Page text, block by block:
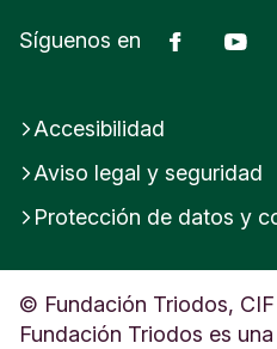
Síguenos en Facebook
Accesibilidad
Aviso legal y seguridad
Protección de datos y
© Fundación Triodos,
Fundación Triodos es